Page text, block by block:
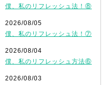
僕、私のリフレッシュ法！⑧
2026/08/05
僕、私のリフレッシュ法！⑦
2026/08/04
僕、私のリフレッシュ方法⑥
2026/08/03